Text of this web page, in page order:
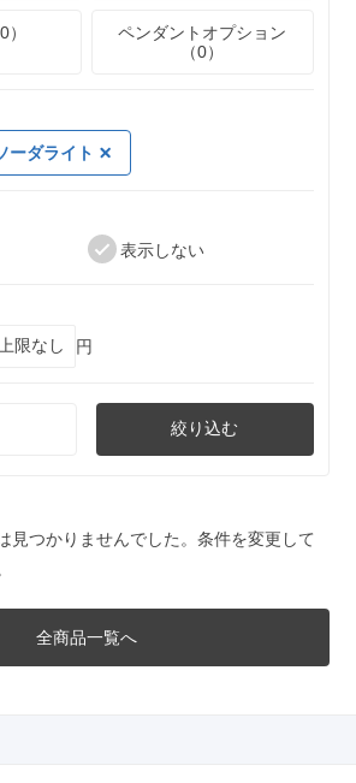
ペンダントオプション
（0）
ーダライト
表示しない
円
絞り込む
見つかりませんでした。条件を変更して
全商品一覧へ